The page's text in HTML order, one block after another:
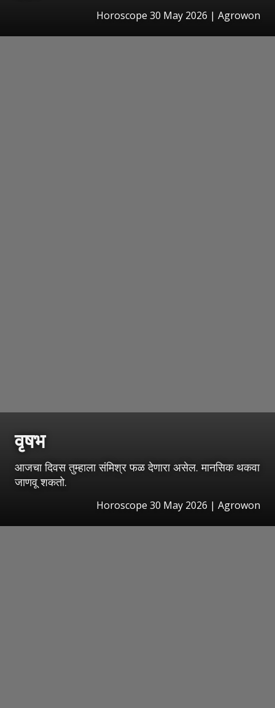
Horoscope 30 May 2026 | Agrowon
वृषभ
आजचा दिवस तुम्हाला संमिश्र फळ देणारा असेल. मानसिक थकवा
जाणवू शकतो.
Horoscope 30 May 2026 | Agrowon